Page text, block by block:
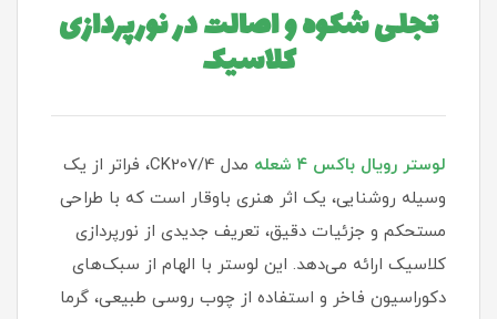
تجلی شکوه و اصالت در نورپردازی
کلاسیک
لوستر رویال باکس ۴ شعله
مدل CK207/4، فراتر از یک
وسیله روشنایی، یک اثر هنری باوقار است که با طراحی
مستحکم و جزئیات دقیق، تعریف جدیدی از نورپردازی
کلاسیک ارائه می‌دهد. این لوستر با الهام از سبک‌های
دکوراسیون فاخر و استفاده از چوب روسی طبیعی، گرما